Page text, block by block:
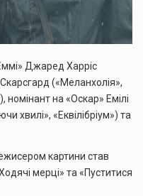
Джаред Харріс
(«Меланхолія»,
на «Оскар» Емілі
хвилі», «Еквілібріум») та
картини став
мерці» та «Пуститися